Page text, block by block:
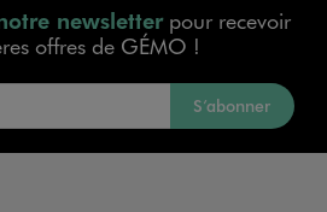
newsletterpour recevoir
offres de GÉMO !
S’abonner